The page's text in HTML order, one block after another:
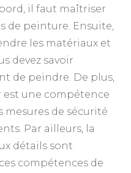
il faut maîtriser
de peinture. Ensuite,
les matériaux et
devez savoir
de peindre. De plus,
est une compétence
mesures de sécurité
Par ailleurs, la
détails sont
compétences de